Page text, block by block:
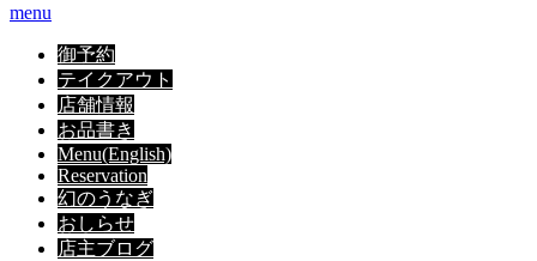
menu
御予約
テイクアウト
店舗情報
お品書き
Menu(English)
Reservation
幻のうなぎ
おしらせ
店主ブログ